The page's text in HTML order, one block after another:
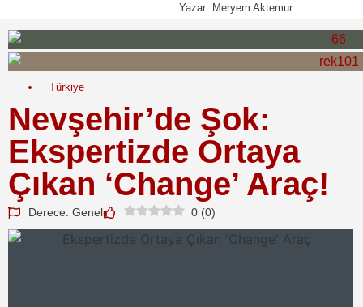
Yazar: Meryem Aktemur
Türkiye
Nevşehir’de Şok:
Ekspertizde Ortaya
Çıkan ‘Change’ Araç!
Derece: Genel 0 (0)